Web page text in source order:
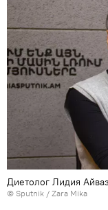
Диетолог Лидия
© Sputnik / Zara Mika